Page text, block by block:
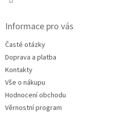
Informace pro vás
Časté otázky
Doprava a platba
Kontakty
Vše o nákupu
Hodnocení obchodu
Věrnostní program